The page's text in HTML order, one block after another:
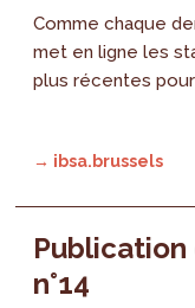
Comme chaque
met en ligne les
plus récentes
→ ibsa.brussels
Publication
n°14